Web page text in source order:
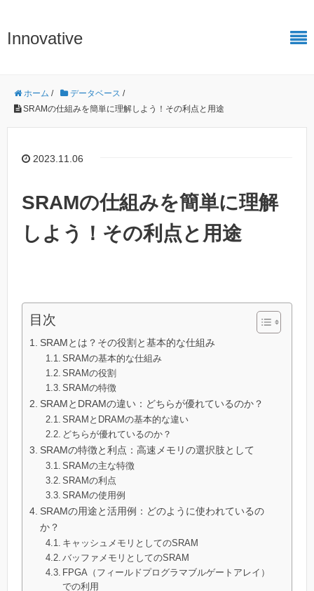
Innovative
ホーム / データベース /
SRAMの仕組みを簡単に理解しよう！その利点と用途
2023.11.06
SRAMの仕組みを簡単に理解
しよう！その利点と用途
目次
SRAMとは？その役割と基本的な仕組み
SRAMの基本的な仕組み
SRAMの役割
SRAMの特徴
SRAMとDRAMの違い：どちらが優れているのか？
SRAMとDRAMの基本的な違い
どちらが優れているのか？
SRAMの特徴と利点：高速メモリの選択肢として
SRAMの主な特徴
SRAMの利点
SRAMの使用例
SRAMの用途と活用例：どのように使われているの
か？
キャッシュメモリとしてのSRAM
バッファメモリとしてのSRAM
FPGA（フィールドプログラマブルゲートアレイ）
での利用